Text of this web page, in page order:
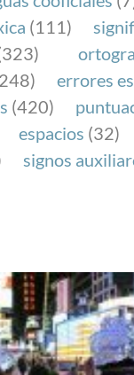
(111)
errores
(420)
espacios (32)
signos